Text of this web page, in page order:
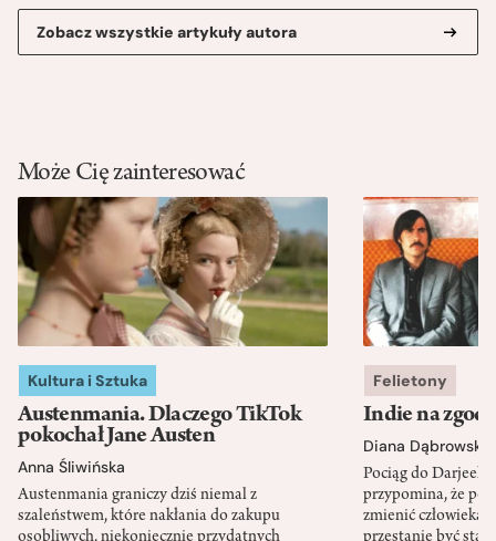
Zobacz wszystkie artykuły autora
Może Cię zainteresować
Kultura i Sztuka
Austenmania. Dlaczego TikTok
pokochał Jane Austen
Anna Śliwińska
Austenmania graniczy dziś niemal z
szaleństwem, które nakłania do zakupu
Felietony
Indie na
Diana Dąbrowska
Pociąg do
przypomina, że
zmienić człowieka